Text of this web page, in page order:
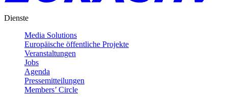
Dienste
Media Solutions
Europäische öffentliche Projekte
Veranstaltungen
Jobs
Agenda
Pressemitteilungen
Members’ Circle